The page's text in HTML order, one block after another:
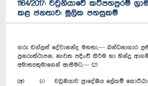
1164/2017: වවුනියාවේ කට්පහපුරම්
කළ ජනතාව: මූලික පහසුකම්
ගරු ඩග්ලස් දේවානන්ද මහතා,— බන්ධනාගාර
පුනරුත්ථාපන, නැවත පදිංචි කිරීම හා හින්දු
අමාත්‍යතුමාගෙන් ඇසීමට,— (2)
(අ) (i) වවුනියාව ප්‍රා‍දේශීය ලේකම්